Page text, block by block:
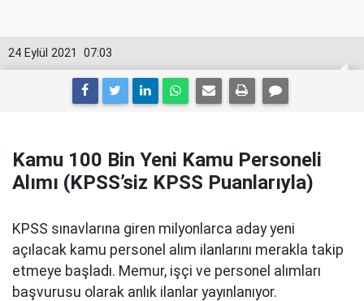
07:03
24 Eylül 2021
Kamu 100 Bin Yeni Kamu Personeli
Alımı (KPSS’siz KPSS Puanlarıyla)
KPSS sınavlarına giren milyonlarca aday yeni
açılacak kamu personel alım ilanlarını merakla takip
etmeye başladı. Memur, işçi ve personel alımları
başvurusu olarak anlık ilanlar yayınlanıyor.